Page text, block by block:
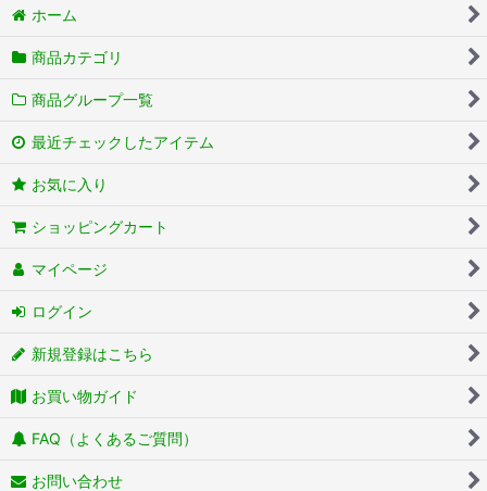
ホーム
商品カテゴリ
商品グループ一覧
最近チェックしたアイテム
お気に入り
ショッピングカート
マイページ
ログイン
新規登録はこちら
お買い物ガイド
FAQ（よくあるご質問）
お問い合わせ